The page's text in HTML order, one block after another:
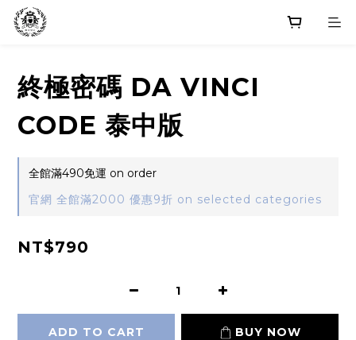
終極密碼 DA VINCI
CODE 泰中版
全館滿490免運 on order
官網 全館滿2000 優惠9折 on selected categories
NT$790
ADD TO CART BUY NOW